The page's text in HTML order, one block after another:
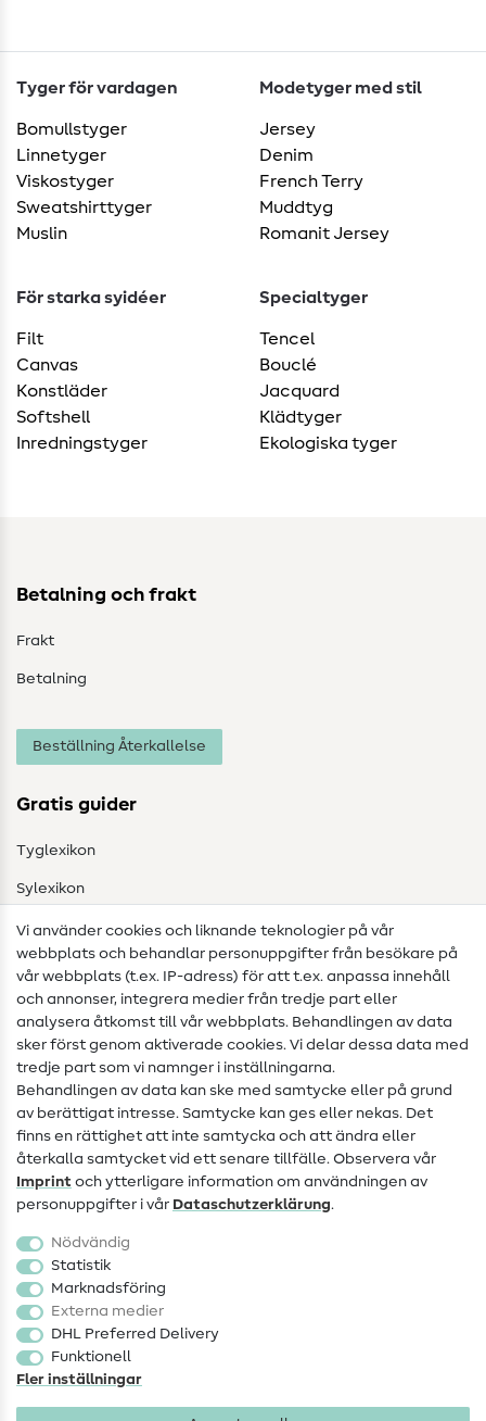
Tyger för vardagen
Bomullstyger
Linnetyger
Viskostyger
Sweatshirttyger
Muslin
Modetyger med stil
Jersey
Denim
French Terry
Muddtyg
Romanit Jersey
För starka syidéer
Filt
Canvas
Konstläder
Softshell
Inredningstyger
Specialtyger
Tencel
Bouclé
Jacquard
Klädtyger
Ekologiska tyger
Betalning och frakt
Frakt
Betalning
Beställning Återkallelse
Gratis guider
Tyglexikon
Sylexikon
Sömnadsinstruktioner
Hjälp & kontakt
Kontakt
Information om byte av operatör
FAQ
Ångerrätt
Populärt
Sytillbehör
Rea
Vi använder cookies och liknande teknologier på vår
webbplats och behandlar personuppgifter från besökare på
vår webbplats (t.ex. IP-adress) för att t.ex. anpassa innehåll
och annonser, integrera medier från tredje part eller
analysera åtkomst till vår webbplats. Behandlingen av data
sker först genom aktiverade cookies. Vi delar dessa data med
tredje part som vi namnger i inställningarna.
Behandlingen av data kan ske med samtycke eller på grund
av berättigat intresse. Samtycke kan ges eller nekas. Det
finns en rättighet att inte samtycka och att ändra eller
återkalla samtycket vid ett senare tillfälle. Observera vår
Imprint och ytterligare information om användningen av
personuppgifter i vår Data­schutz­erklärung.
Nödvändig
Statistik
Marknadsföring
Externa medier
DHL Preferred Delivery
Funktionell
Fler inställningar